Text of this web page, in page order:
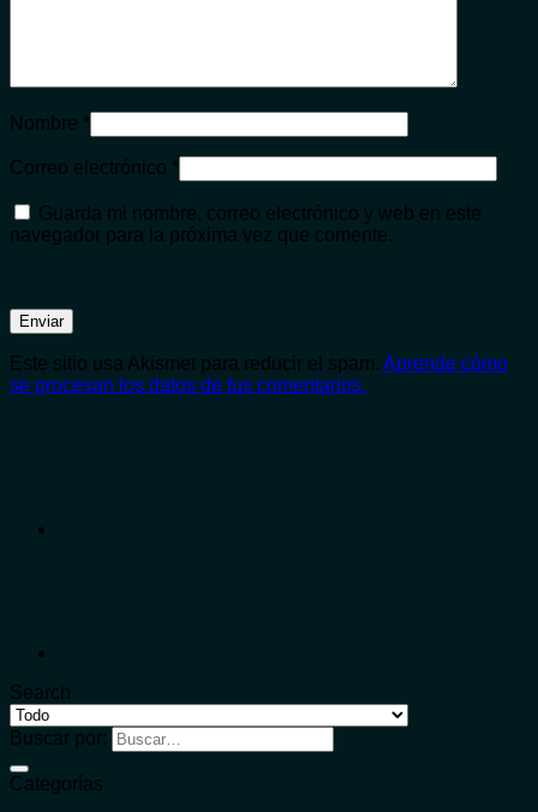
Nombre *
Correo electrónico *
Guarda mi nombre, correo electrónico y web en este
navegador para la próxima vez que comente.
Este sitio usa Akismet para reducir el spam. Aprende cómo
se procesan los datos de tus comentarios.
Search
Buscar por:
Categorías